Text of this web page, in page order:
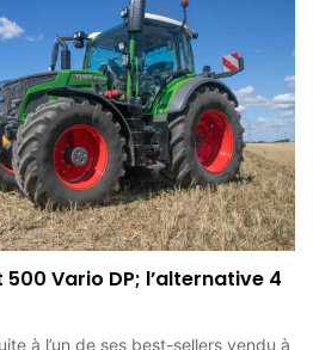
500 Vario DP; l’alternative 4
à l’un de ses best-sellers vendu à